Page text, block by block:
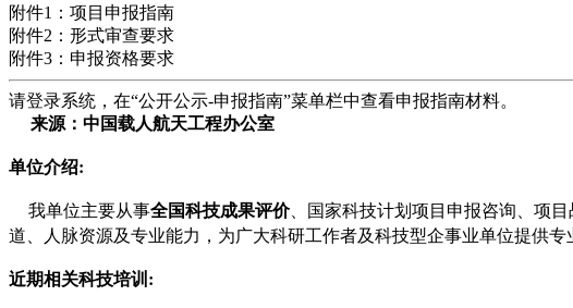
附件1：项目申报指南
附件2：形式审查要求
附件3：申报资格要求
请登录系统，在“公开公示-申报指南”菜单栏中查看申报指南材料。
来源：中国载人航天工程办公室
单位介绍:
我单位主要从事全国科技成果评价、国家科技计划项目申报咨询、项
道、人脉资源及专业能力，为广大科研工作者及科技型企事业单位提供专
近期相关科技培训: